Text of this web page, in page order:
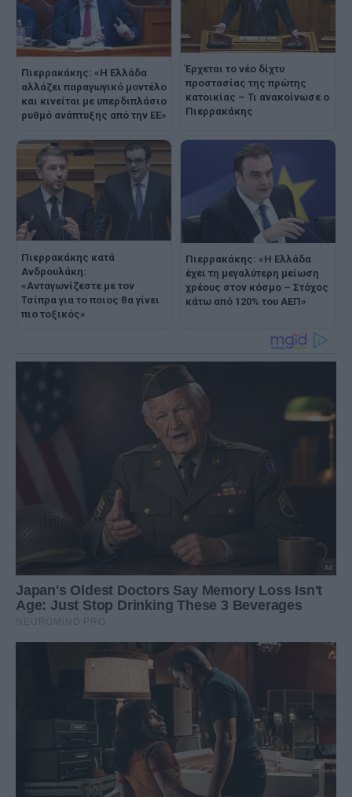
Πιερρακάκης: «Η Ελλάδα
αλλάζει παραγωγικό μοντέλο
και κινείται με υπερδιπλάσιο
ρυθμό ανάπτυξης από την ΕΕ»
Έρχεται το νέο δίχτυ
προστασίας της πρώτης
κατοικίας – Τι ανακοίνωσε ο
Πιερρακάκης
Πιερρακάκης κατά
Ανδρουλάκη:
«Ανταγωνίζεστε με τον
Τσίπρα για το ποιος θα γίνει
πιο τοξικός»
Πιερρακάκης: «Η Ελλάδα
έχει τη μεγαλύτερη μείωση
χρέους στον κόσμο – Στόχος
κάτω από 120% του ΑΕΠ»